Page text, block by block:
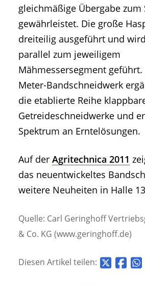
gleichmäßige Übergabe
gewährleistet. Die große
dreiteilig ausgeführt und
parallel zum jeweiligem
Mähmessersegment
Meter-Bandschneidwerk
die etablierte Reihe
Getreideschneidwerke und
Spektrum an Erntelösungen.
Auf der Agritechnica 2011
das neuentwickeltes
weitere Neuheiten in Halle
Quelle: Carl Geringhoff
& Co. KG (www.geringhoff.de)
Diesen Artikel teilen: